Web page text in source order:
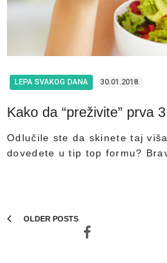
LEPA SVAKOG DANA 30.01.2018.
Kako da “preživite” prva
Odlučile ste da skinete taj
dovedete u tip top formu?
OLDER POSTS